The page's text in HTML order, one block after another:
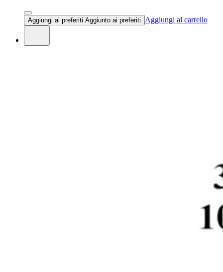
Aggiungi ai preferiti Aggiunto ai preferiti Aggiungi al carrello